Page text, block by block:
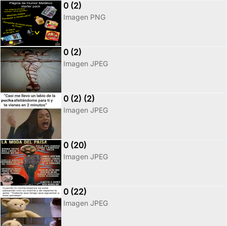
0 (2)
Imagen PNG
0 (2)
Imagen JPEG
0 (2) (2)
Imagen JPEG
0 (20)
Imagen JPEG
0 (22)
Imagen JPEG